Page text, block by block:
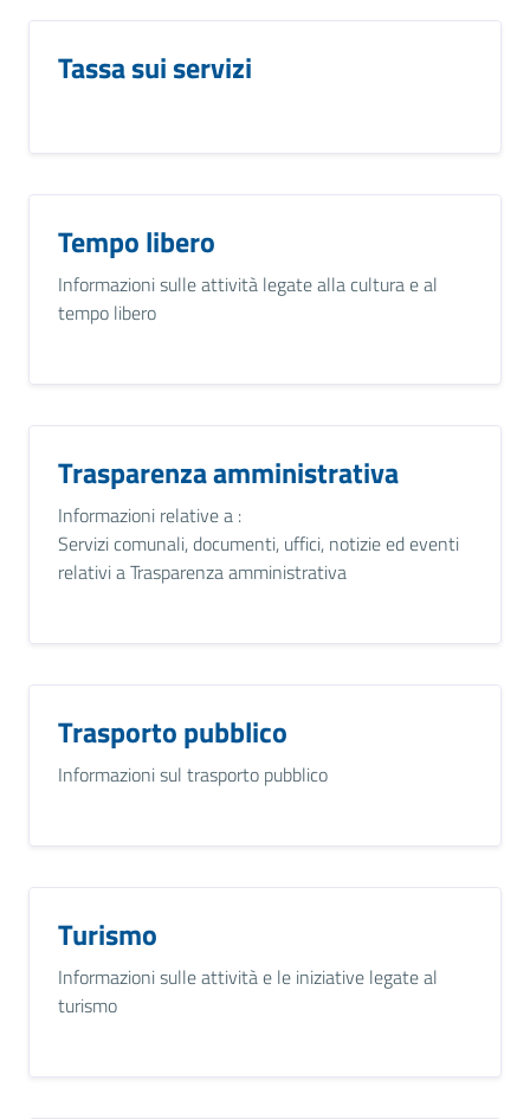
Tassa sui servizi
Tempo libero
Informazioni sulle attività legate alla cultura e al
tempo libero
Trasparenza amministrativa
Informazioni relative a :
Servizi comunali, documenti, uffici, notizie ed eventi
relativi a Trasparenza amministrativa
Trasporto pubblico
Informazioni sul trasporto pubblico
Turismo
Informazioni sulle attività e le iniziative legate al
turismo